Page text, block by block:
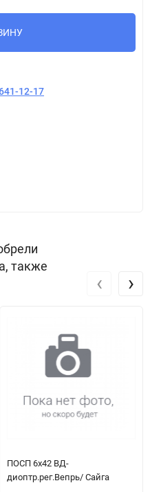
12-17
также
ПОСП 6х42 ВД-
диоптр.рег.Вепрь/ Сайга
‹ ›